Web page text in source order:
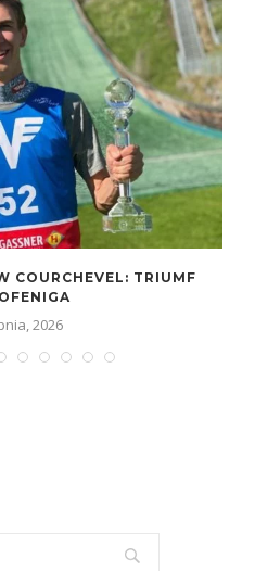
COURCHEVEL: TRIUMF
2026